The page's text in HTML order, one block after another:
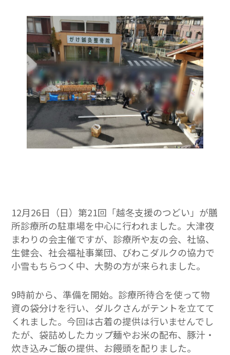
12月26日（日）第21回「越冬支援のつどい」が膳
所診療所の駐車場を中心に行われました。大津夜
まわりの会主催ですが、診療所や友の会、社協、
生健会、社会福祉事業団、びわこダルクの協力で
小雪もちらつく中、大勢の方が来られました。
9時前から、準備を開始。診療所待合を使って物
資の袋分けを行い、ダルクさんがテントを立てて
くれました。今回は古着の提供は行いませんでし
たが、袋詰めしたカップ麺やお米の配布、豚汁・
炊き込みご飯の提供、お饅頭を配りました。